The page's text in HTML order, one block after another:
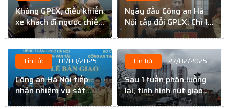
Không GPLX, điều khiển
xe khách đi ngược chiều
trên cao tốc Nội Bài –
Ngày đầu Công an Hà
Nội cấp đổi GPLX: Chỉ 10
– 15 phút
Tin tức 01/03/2025
Công an Hà Nội tiếp
nhận nhiệm vụ sát
hạch GPLX
Tin tức 27/02/2025
Sau 1 tuần phân luồng
lại, tình hình nút giao
Giải Phóng – Kim Đồng